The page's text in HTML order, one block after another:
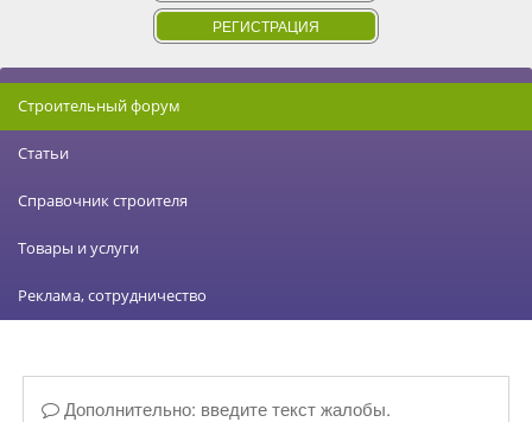
РЕГИСТРАЦИЯ
Строительный форум
Статьи
Справочник строителя
Товары и услуги
Реклама, сотрудничество
Дополнительно: введите текст жалобы.